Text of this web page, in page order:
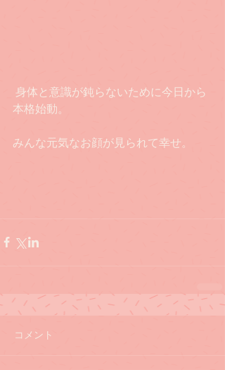
本格始動。
みんな元気なお顔が見られて幸せ。
コメント